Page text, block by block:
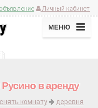
Личный кабинет
МЕНЮ
в аренду
снять комнату
деревня